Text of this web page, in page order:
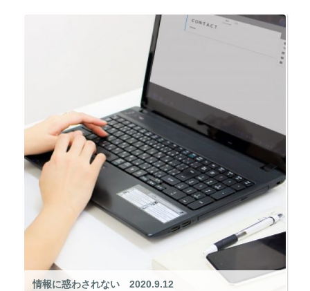
情報に惑わされない 2020.9.12